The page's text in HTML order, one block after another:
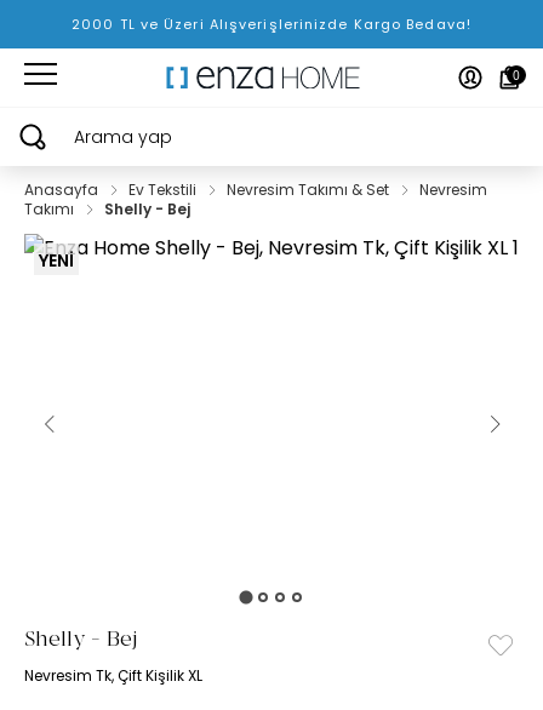
2000 TL ve Üzeri Alışverişlerinizde Kargo Bedava!
0
Arama yap
Anasayfa Ev Tekstili Nevresim Takımı & Set
Nevresim
Takımı
Shelly - Bej
YENİ
Shelly - Bej
Nevresim Tk, Çift Kişilik XL